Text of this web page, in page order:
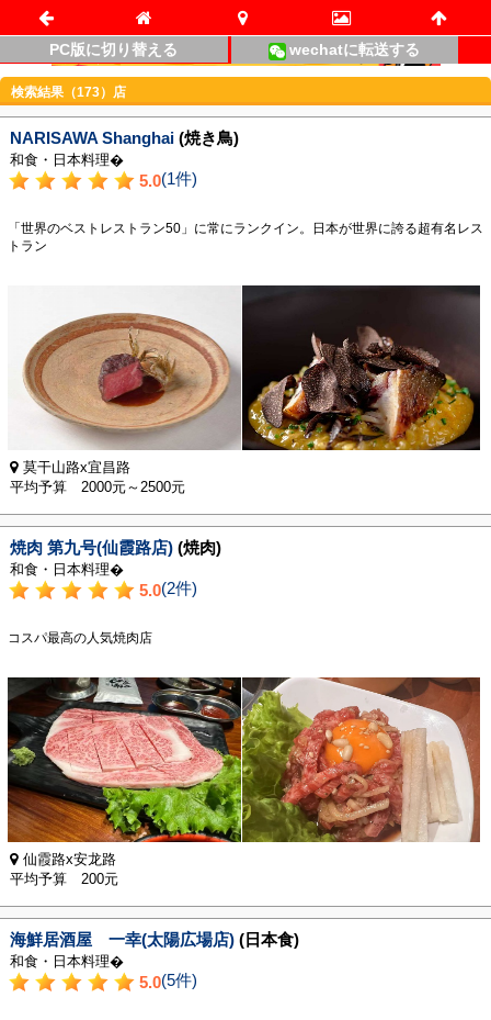
PC版に切り替える wechatに転送する
検索結果（173）店
NARISAWA Shanghai (焼き鳥)
和食・日本料理�
5.0(1件)
「世界のベストレストラン50」に常にランクイン。日本が世界に誇る超有名レス
トラン
莫干山路x宜昌路
平均予算 2000元～2500元
焼肉 第九号(仙霞路店) (焼肉)
和食・日本料理�
5.0(2件)
コスパ最高の人気焼肉店
仙霞路x安龙路
平均予算 200元
海鮮居酒屋 一幸(太陽広場店) (日本食)
和食・日本料理�
5.0(5件)